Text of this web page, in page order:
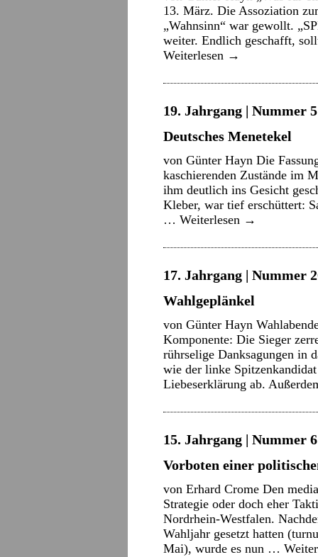
13. März. Die Assoziation
„Wahnsinn“ war gewollt.
weiter. Endlich geschafft,
Weiterlesen →
19. Jahrgang | Nummer
Deutsches Menetekel
von Günter Hayn Die
kaschierenden Zustände im
ihm deutlich ins Gesicht
Kleber, war tief erschüttert:
… Weiterlesen →
17. Jahrgang | Nummer
Wahlgeplänkel
von Günter Hayn
Komponente: Die Sieger
rührselige Danksagungen in
wie der linke
Liebeserklärung ab.
15. Jahrgang | Nummer
Vorboten einer
von Erhard Crome Den
Strategie oder doch eher
Nordrhein-Westfalen.
Wahljahr gesetzt hatten
Mai), wurde es nun …